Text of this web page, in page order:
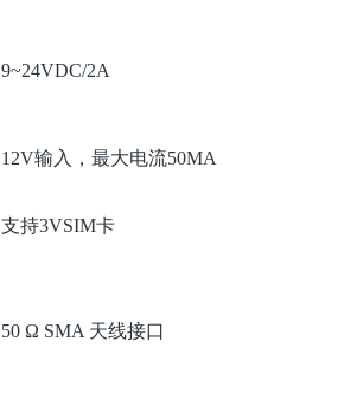
9~24VDC/2A
12V输入，最大电流50MA
支持3VSIM卡
50 Ω SMA 天线接口